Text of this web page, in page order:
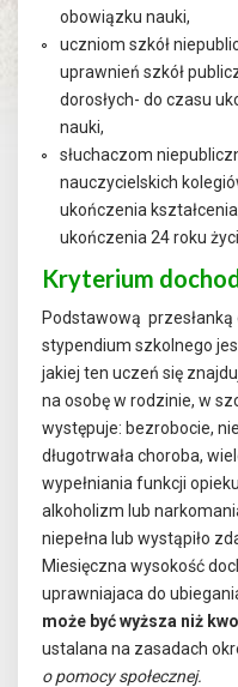
obowiązku nauki,
uczniom szkół
uprawnień szkół
dorosłych- do czasu
nauki,
słuchaczom
nauczycielskich
ukończenia
ukończenia 24 roku
Kryterium
Podstawową
stypendium szkolnego
jakiej ten uczeń się
na osobę w rodzinie, w
występuje: bezrobocie,
długotrwała choroba,
wypełniania funkcji
alkoholizm lub
niepełna lub wystąpiło
Miesięczna wysokość
uprawniajaca do
może być wyższa niż
ustalana na zasadach
o pomocy społecznej.